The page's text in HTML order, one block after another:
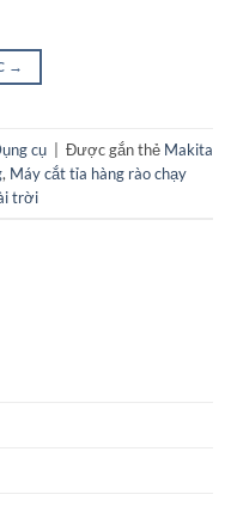
→
cụ Được gắn thẻ Makita
, Máy cắt tỉa hàng rào chạy
trời